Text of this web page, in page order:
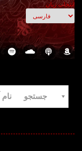
انتخاب زبان
جستجو نام